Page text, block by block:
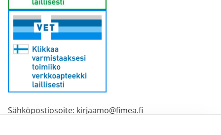
Sähköpostiosoite: kirjaamo@fimea.fi